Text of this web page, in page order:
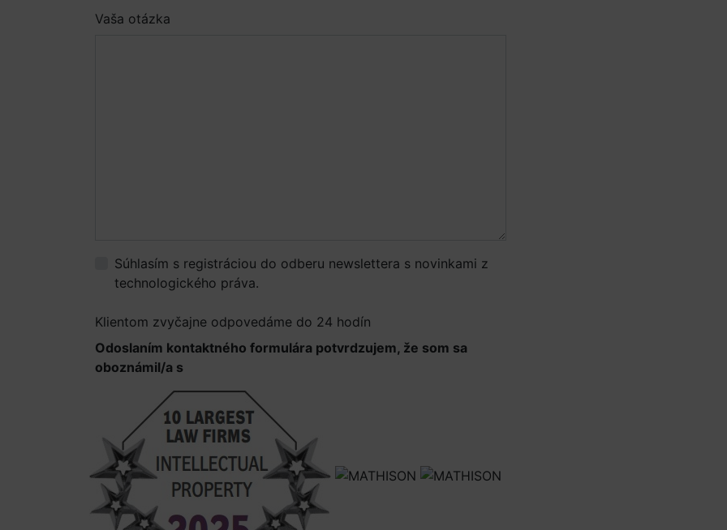
Vaša otázka
Súhlasím s registráciou do odberu newslettera s novinkami z
technologického práva.
Klientom zvyčajne odpovedáme do 24 hodín
Odoslaním kontaktného formulára potvrdzujem, že som sa
oboznámil/a s